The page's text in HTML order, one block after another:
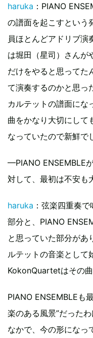
haruka ：PIANO
の譜面を起こすという
員ほとんどアドリブ演
は堀田（星司）さんが
だけをやると思ってた
て演奏するのかと思っ
カルテットの譜面にな
曲をかなり大切にして
なっていたので新鮮で
—PIANO ENSEMBLE
対して、最初は不安も
haruka ：弦楽四重奏
部分と、PIANO
と思っていた部分があ
ルテットの音楽として
KokonQuartetはその曲
PIANO ENSEMBLEも
楽のある風景”だった
なかで、今の形になっ